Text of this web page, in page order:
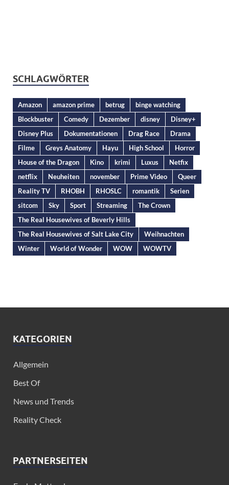
SCHLAGWÖRTER
Amazon amazon prime betrug
binge watching
Blockbuster
Comedy Dezember disney
Disney+
Disney Plus
Dokumentationen Drag Race
Drama
Filme
Greys Anatomy Hayu High School
Horror
House of the Dragon
Kino krimi Luxus
Netfix
netflix
Neuheiten november Prime Video
Queer
Reality TV
RHOBH RHOSLC romantik
Serien
sitcom
Sky Sport Streaming
The Crown
The Real Housewives of Beverly Hills
The Real Housewives of Salt Lake City
Weihnachten
Winter
World of Wonder WOW WOWTV
KATEGORIEN
Allgemein
Best Of
News und Trends
Reality Check
PARTNERSEITEN